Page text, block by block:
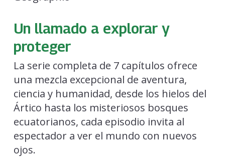
Un llamado a explorar y
proteger
La serie completa de 7 capítulos ofrece
una mezcla excepcional de aventura,
ciencia y humanidad, desde los hielos del
Ártico hasta los misteriosos bosques
ecuatorianos, cada episodio invita al
espectador a ver el mundo con nuevos
ojos.